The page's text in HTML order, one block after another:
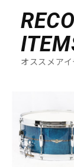
オススメア